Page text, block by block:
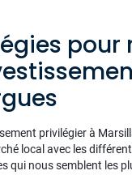
pour
privilégier à
local avec les
qui nous semblent les